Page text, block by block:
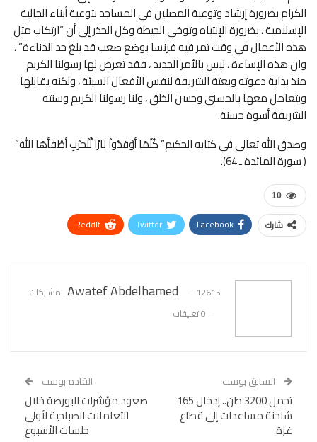
الكرام بضرورة إرشاد وتوعية المصلين في المساجد بتوعية أبناء الجالية
الإسلامية ، بضرورة الإنتباه وتوخي الحيطة وكل الحذر إلى أن “ارتكاب مثل
هذه الأعمال في وقت تمر فيه فرنسا بوضع صعب قد بلغ حد الدناءة” ،
وان هذه الإساءة ، ليس بالأمر الجديد ، فقد تعرض لها رسولنا الكريم
منذ بداية دعوته وبعثة الشريفة لنفس الأفعال السيئة ، ولكنه يقابلها
ويتعامل معها بالحسنى وحسن الخلق ، ولنا رسولنا الكريم وسنته
الشريفة أسوة حسنة.
وصدق الله تعالى في كتابه الحكيم” كُلَّمَا أَوْقَدُواْ نَارًا لِّلْحَرْبِ أَطْفَأَهَا اللهُ”
( سورة المائدة ـ 64).
10
شارك Facebook
Twitter
ReddIt
Awatef Abdelhamed
12615 المشاركات
0 تعليقات
السابق بوست
تحمل 3200 طن.. إدخال 165
شاحنة مساعدات إلى قطاع
غزة
القادم بوست
صعود مؤشرات البورصة خلال
التعاملات الصباحية لأولى
جلسات الأسبوع